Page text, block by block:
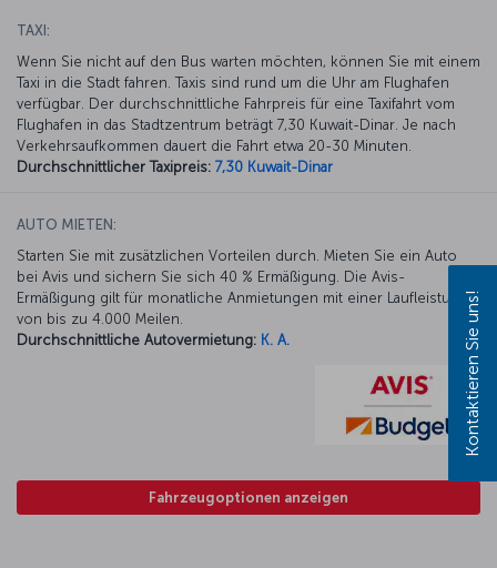
TAXI:
Wenn Sie nicht auf den Bus warten möchten, können Sie mit einem
Taxi in die Stadt fahren. Taxis sind rund um die Uhr am Flughafen
verfügbar. Der durchschnittliche Fahrpreis für eine Taxifahrt vom
Flughafen in das Stadtzentrum beträgt 7,30 Kuwait-Dinar. Je nach
Verkehrsaufkommen dauert die Fahrt etwa 20-30 Minuten.
Durchschnittlicher Taxipreis: 7,30 Kuwait-Dinar
AUTO MIETEN:
Starten Sie mit zusätzlichen Vorteilen durch. Mieten Sie ein Auto
bei Avis und sichern Sie sich 40 % Ermäßigung. Die Avis-
Ermäßigung gilt für monatliche Anmietungen mit einer Laufleistung
von bis zu 4.000 Meilen.
Durchschnittliche Autovermietung: K. A.
Fahrzeugoptionen anzeigen
Kontaktieren Sie uns!